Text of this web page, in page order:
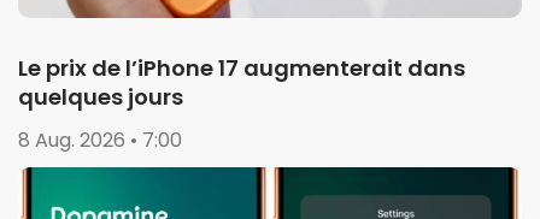
Le prix de l’iPhone 17 augmenterait dans
quelques jours
8 Aug. 2026 • 7:00